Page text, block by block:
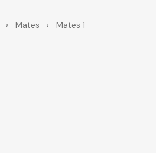
› Mates › Mates 1